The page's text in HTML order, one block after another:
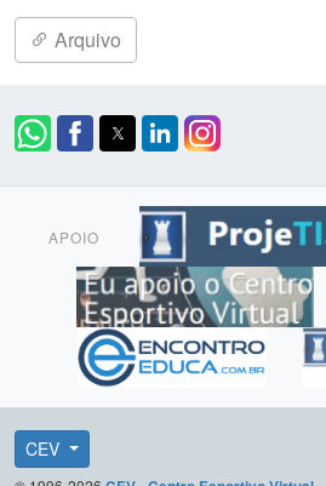
Arquivo
APOIO
CEV